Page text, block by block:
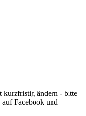
kurzfristig ändern - bitte
Facebook und